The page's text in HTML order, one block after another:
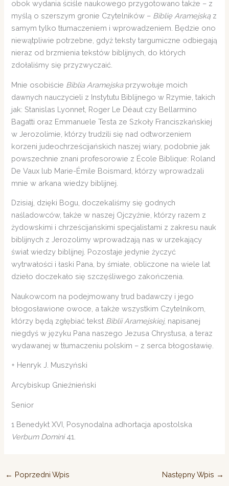
obok wydania ściśle naukowego przygotowano także – z
myślą o szerszym gronie Czytelników – Biblię Aramejską z
samym tylko tłumaczeniem i wprowadzeniem. Będzie ono
niewątpliwie potrzebne, gdyż teksty targumiczne odbiegają
nieraz od brzmienia tekstów biblijnych, do których
zdołaliśmy się przyzwyczaić.
Mnie osobiście Biblia Aramejska przywołuje moich
dawnych nauczycieli z Instytutu Biblijnego w Rzymie, takich
jak: Stanislas Lyonnet, Roger Le Déaut czy Bellarmino
Bagatti oraz Emmanuele Testa ze Szkoły Franciszkańskiej
w Jerozolimie, którzy trudzili się nad odtworzeniem
korzeni judeochrześcijańskich naszej wiary, podobnie jak
powszechnie znani profesorowie z École Biblique: Roland
De Vaux lub Marie-Émile Boismard, którzy wprowadzali
mnie w arkana wiedzy biblijnej.
Dzisiaj, dzięki Bogu, doczekaliśmy się godnych
naśladowców, także w naszej Ojczyźnie, którzy razem z
żydowskimi i chrześcijańskimi specjalistami z zakresu nauk
biblijnych z Jerozolimy wprowadzają nas w urzekający
świat wiedzy biblijnej. Pozostaje jedynie życzyć
wytrwałości i łaski Pana, by śmiałe, obliczone na wiele lat
dzieło doczekało się szczęśliwego zakończenia.
Naukowcom na podejmowany trud badawczy i jego
błogosławione owoce, a także wszystkim Czytelnikom,
którzy będą zgłębiać tekst Biblii Aramejskiej, napisanej
niegdyś w języku Pana naszego Jezusa Chrystusa, a teraz
wydawanej w tłumaczeniu polskim – z serca błogosławię.
+ Henryk J. Muszyński
Arcybiskup Gnieźnieński
Senior
1 Benedykt XVI, Posynodalna adhortacja apostolska
Verbum Domini41.
← Poprzedni Wpis Następny Wpis →